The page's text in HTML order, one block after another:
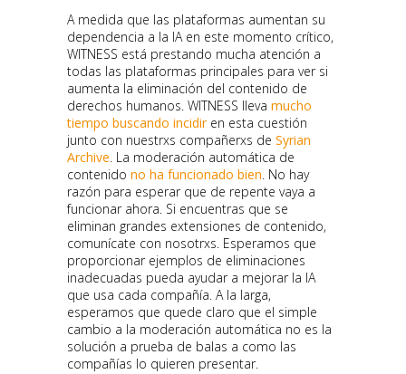
A medida que las plataformas aumentan su
dependencia a la IA en este momento crítico,
WITNESS está prestando mucha atención a
todas las plataformas principales para ver si
aumenta la eliminación del contenido de
derechos humanos. WITNESS lleva mucho
tiempo buscando incidiren esta cuestión
junto con nuestrxs compañerxs de Syrian
Archive. La moderación automática de
contenido no ha funcionado bien. No hay
razón para esperar que de repente vaya a
funcionar ahora. Si encuentras que se
eliminan grandes extensiones de contenido,
comunícate con nosotrxs. Esperamos que
proporcionar ejemplos de eliminaciones
inadecuadas pueda ayudar a mejorar la IA
que usa cada compañía. A la larga,
esperamos que quede claro que el simple
cambio a la moderación automática no es la
solución a prueba de balas a como las
compañías lo quieren presentar.